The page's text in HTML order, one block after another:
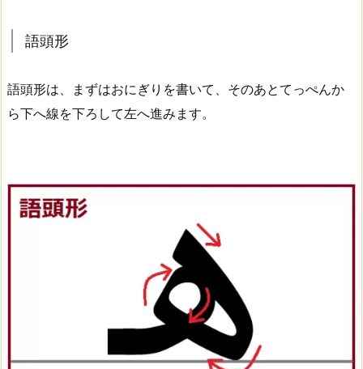
語頭形
語頭形は、まずはおにぎりを書いて、そのあとてっぺんか
ら下へ線を下ろして左へ進みます。